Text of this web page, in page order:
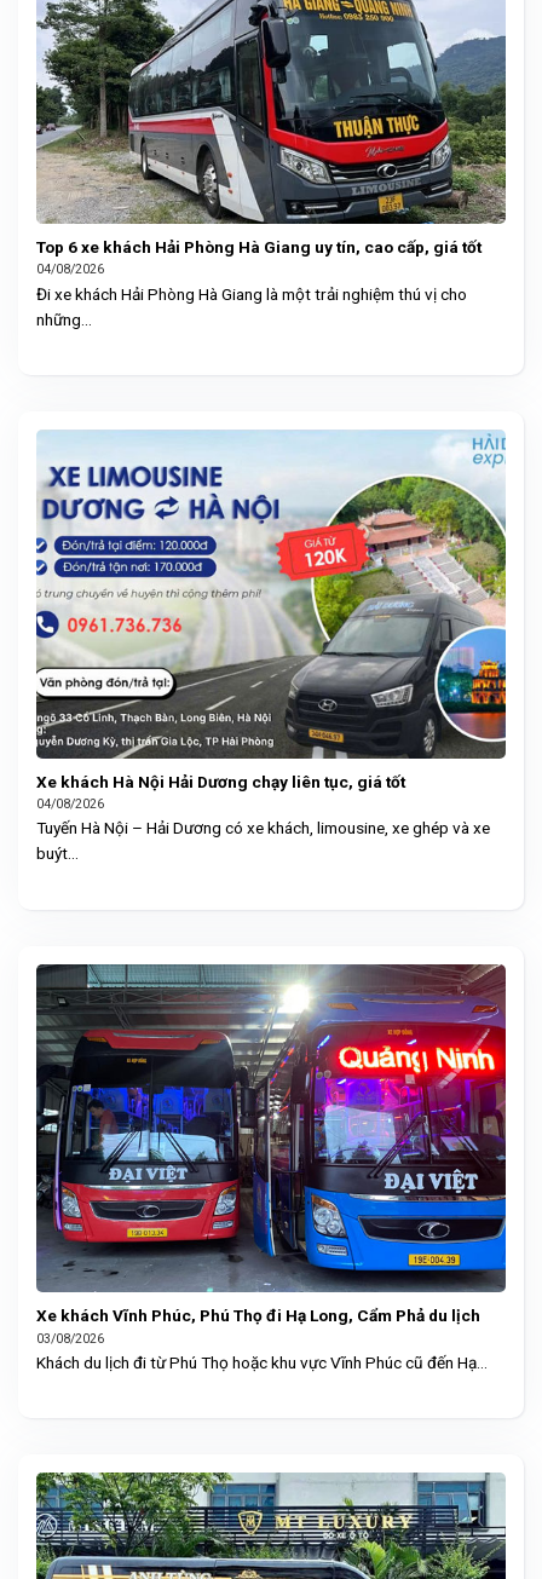
Top 6 xe khách Hải Phòng Hà Giang uy tín, cao cấp, giá tốt
04/08/2026
Đi xe khách Hải Phòng Hà Giang là một trải nghiệm thú vị cho
những...
Xe khách Hà Nội Hải Dương chạy liên tục, giá tốt
04/08/2026
Tuyến Hà Nội – Hải Dương có xe khách, limousine, xe ghép và xe
buýt...
Xe khách Vĩnh Phúc, Phú Thọ đi Hạ Long, Cẩm Phả du lịch
03/08/2026
Khách du lịch đi từ Phú Thọ hoặc khu vực Vĩnh Phúc cũ đến Hạ...